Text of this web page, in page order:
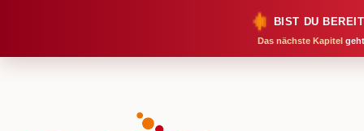
BIST DU
Das nächste Kapitel